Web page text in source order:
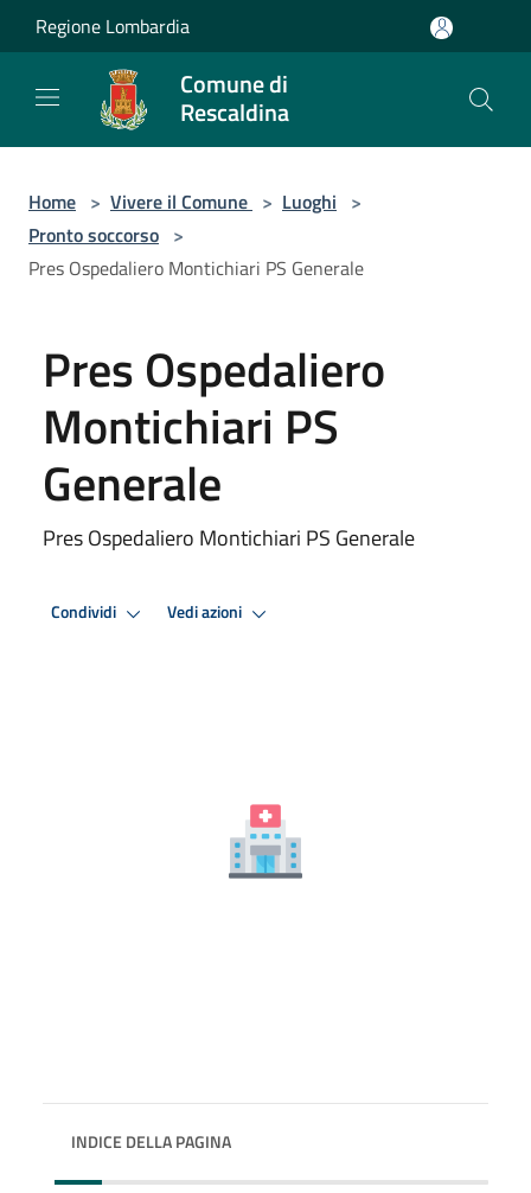
Salta al contenuto principale
Regione Lombardia
Comune di
Rescaldina
Home > Vivere il Comune > Luoghi >
Pronto soccorso >
Pres Ospedaliero Montichiari PS Generale
Pres Ospedaliero
Montichiari PS
Generale
Pres Ospedaliero Montichiari PS Generale
Condividi Vedi azioni
INDICE DELLA PAGINA